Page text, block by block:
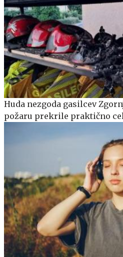
Huda nezgoda gasilcev
požaru prekrile praktično